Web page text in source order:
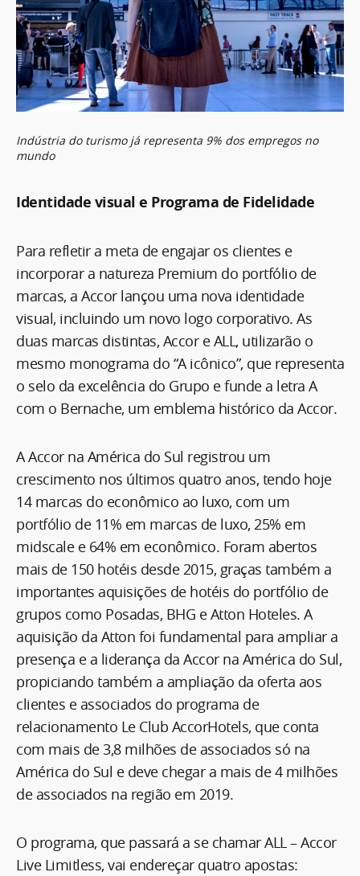
Indústria do turismo já representa 9% dos empregos no
mundo
Identidade visual e Programa de Fidelidade
Para refletir a meta de engajar os clientes e
incorporar a natureza Premium do portfólio de
marcas, a Accor lançou uma nova identidade
visual, incluindo um novo logo corporativo. As
duas marcas distintas, Accor e ALL, utilizarão o
mesmo monograma do “A icônico”, que representa
o selo da excelência do Grupo e funde a letra A
com o Bernache, um emblema histórico da Accor.
A Accor na América do Sul registrou um
crescimento nos últimos quatro anos, tendo hoje
14 marcas do econômico ao luxo, com um
portfólio de 11% em marcas de luxo, 25% em
midscale e 64% em econômico. Foram abertos
mais de 150 hotéis desde 2015, graças também a
importantes aquisições de hotéis do portfólio de
grupos como Posadas, BHG e Atton Hoteles. A
aquisição da Atton foi fundamental para ampliar a
presença e a liderança da Accor na América do Sul,
propiciando também a ampliação da oferta aos
clientes e associados do programa de
relacionamento Le Club AccorHotels, que conta
com mais de 3,8 milhões de associados só na
América do Sul e deve chegar a mais de 4 milhões
de associados na região em 2019.
O programa, que passará a se chamar ALL – Accor
Live Limitless, vai endereçar quatro apostas: